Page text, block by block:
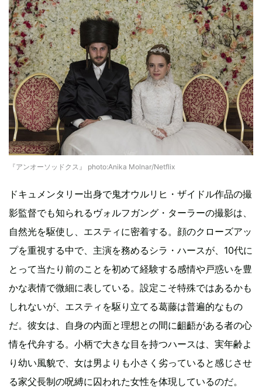
『アンオーソッドクス』 photo:Anika Molnar/Netflix
ドキュメンタリー出身で鬼才ウルリヒ・ザイドル作品の撮
影監督でも知られるヴォルフガング・ターラーの撮影は、
自然光を駆使し、エスティに密着する。顔のクローズアッ
プを重視する中で、主演を務めるシラ・ハースが、10代に
とって当たり前のことを初めて経験する感情や戸惑いを豊
かな表情で微細に表している。設定こそ特殊ではあるかも
しれないが、エスティを駆り立てる葛藤は普遍的なもの
だ。彼女は、自身の内面と理想との間に齟齬がある者の心
情を代弁する。小柄で大きな目を持つハースは、実年齢よ
り幼い風貌で、女は男よりも小さく劣っていると感じさせ
る家父長制の呪縛に囚われた女性を体現しているのだ。